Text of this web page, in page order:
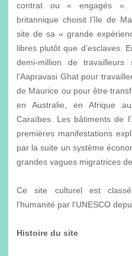
contrat ou « engagés ».
britannique choisit l’île de
site de sa « grande
libres plutôt que d’esclaves.
demi-million de
l’Aapravasi Ghat pour
de Maurice ou pour être
en Australie, en Afrique
Caraïbes. Les bâtiments de
premières manifestations
par la suite un système
grandes vagues migratrices de
Ce site culturel est
l'humanité par l'UNESCO
Histoire du site